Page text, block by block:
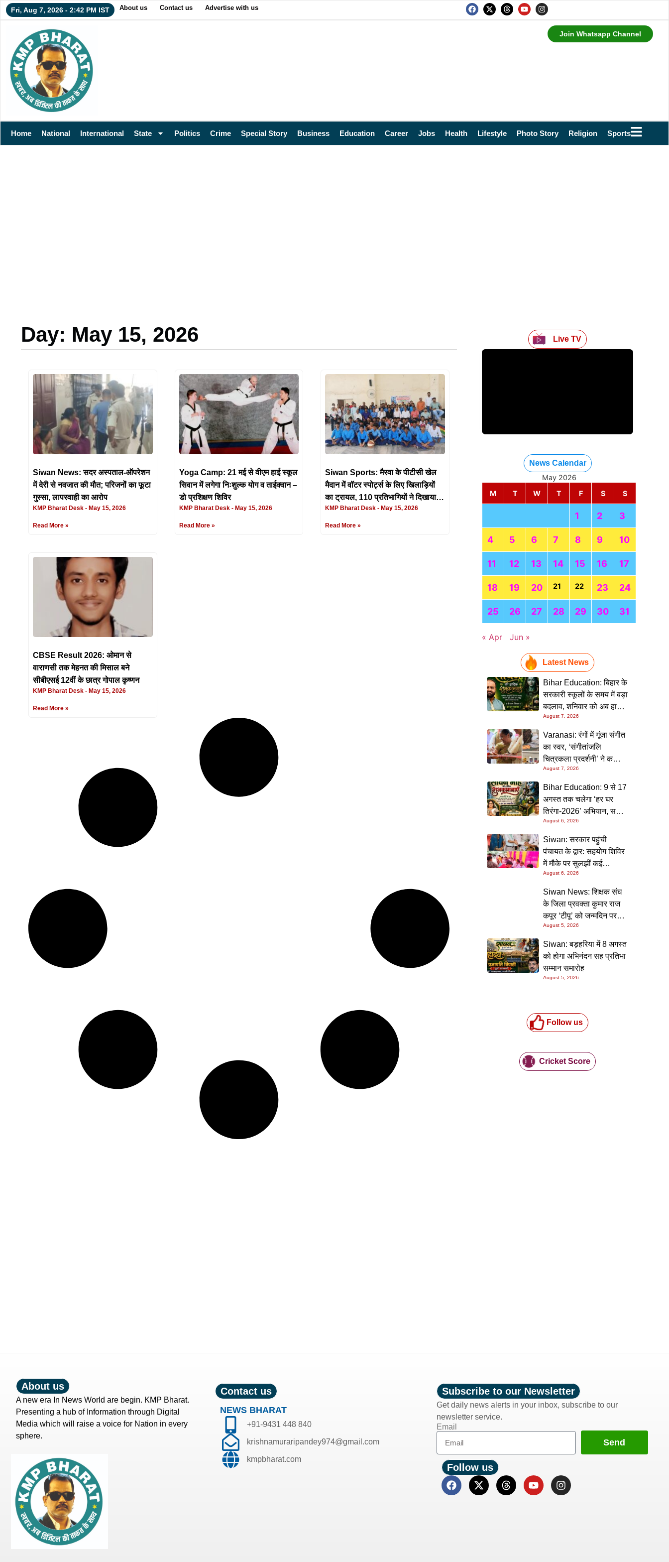
Fri, Aug 7, 2026 - 2:42 PM IST About us Contact us Advertise with us
Join Whatsapp Channel
Home National International State Politics Crime Special Story Business Education Career Jobs Health Lifestyle Photo Story Religion Sports
Day: May 15, 2026
Siwan News: सदर अस्पताल-ऑपरेशन
में देरी से नवजात की मौत; परिजनों का फूटा
गुस्सा, लापरवाही का आरोप
KMP Bharat Desk May 15, 2026
Read More »
Yoga Camp: 21 मई से वीएम हाई स्कूल
सिवान में लगेगा निःशुल्क योग व ताईक्वान –
डो प्रशिक्षण शिविर
KMP Bharat Desk May 15, 2026
Read More »
Siwan Sports: मैरवा के पीटीसी खेल
मैदान में वॉटर स्पोर्ट्स के लिए खिलाड़ियों
का ट्रायल, 110 प्रतिभागियों ने दिखाया
दम
KMP Bharat Desk May 15, 2026
Read More »
CBSE Result 2026: ओमान से
वाराणसी तक मेहनत की मिसाल बने
सीबीएसई 12वीं के छात्र गोपाल कृष्णन
KMP Bharat Desk May 15, 2026
Read More »
Live TV
News Calendar
May 2026
M
T W T F S S
1 2 3
4 5 6 7 8 9 10
11 12 13 14 15 16 17
18 19 20 21 22 23 24
25 26 27 28 29 30 31
« Apr Jun »
Latest News
Bihar Education: बिहार के
सरकारी स्कूलों के समय में बड़ा
बदलाव, शनिवार को अब हाफ
डे रहेगा विद्यालय
August 7, 2026
Varanasi: रंगों में गूंजा संगीत
का स्वर, ‘संगीतांजलि
चित्रकला प्रदर्शनी’ ने कला
प्रेमियों को किया मंत्रमुग्ध
August 7, 2026
Bihar Education: 9 से 17
अगस्त तक चलेगा ‘हर घर
तिरंगा-2026’ अभियान, सभी
स्कूलों को दिए गए विस्तृत
निर्देश
August 6, 2026
Siwan: सरकार पहुंची
पंचायत के द्वार: सहयोग शिविर
में मौके पर सुलझीं कई
समस्याएं, 30 दिन में समाधान
की गारंटी
August 6, 2026
Siwan News: शिक्षक संघ
के जिला प्रवक्ता कुमार राज
कपूर ‘टीपू’ को जन्मदिन पर
मिली शुभकामनाओं की सौगात
August 5, 2026
Siwan: बड़हरिया में 8 अगस्त
को होगा अभिनंदन सह प्रतिभा
सम्मान समारोह
August 5, 2026
Follow us
Cricket Score
About us
A new era In News World are begin. KMP Bharat.
Presenting a hub of Information through Digital
Media which will raise a voice for Nation in every
sphere.
Contact us
NEWS BHARAT
+91-9431 448 840
krishnamuraripandey974@gmail.com
kmpbharat.com
Subscribe to our Newsletter
Get daily news alerts in your inbox, subscribe to our
newsletter service.
Email
Send
Follow us